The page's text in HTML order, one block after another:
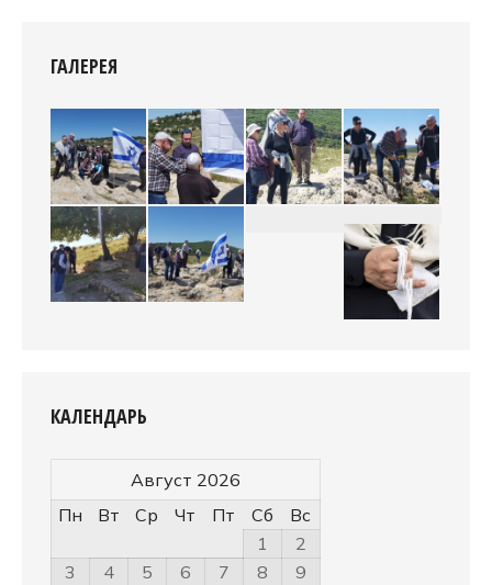
ГАЛЕРЕЯ
КАЛЕНДАРЬ
Август 2026
Пн
Вт Ср Чт Пт Сб
Вс
1
2
3
4 5 6 7 8
9